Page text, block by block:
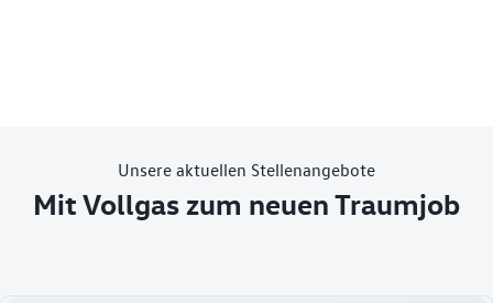
Unsere aktuellen Stellenangebote
Mit Vollgas zum neuen Traumjob